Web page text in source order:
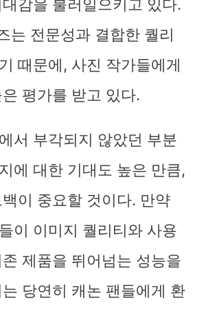
감을 불러일으키고 있다.
는 전문성과 결합한 퀄리
때문에, 사진 작가들에게
평가를 받고 있다.
서 부각되지 않았던 부분
에 대한 기대도 높은 만큼,
이 중요할 것이다. 만약
이 이미지 퀄리티와 사용
제품을 뛰어넘는 성능을
당연히 캐논 팬들에게 환